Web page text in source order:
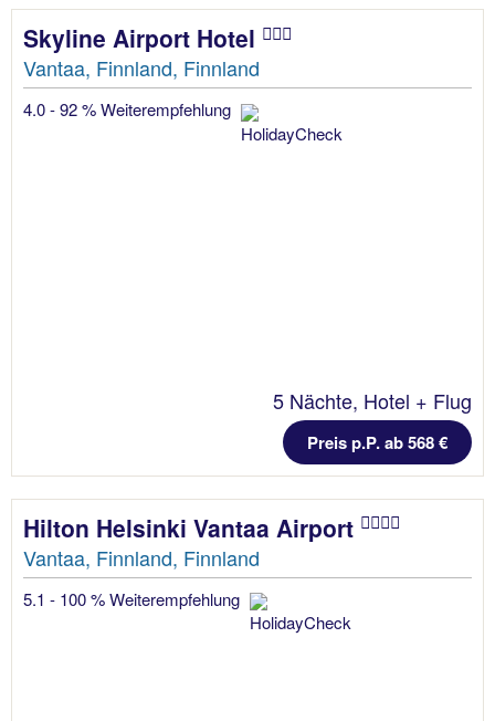
Skyline Airport Hotel
Vantaa, Finnland, Finnland
4.0 - 92 % Weiterempfehlung
5 Nächte, Hotel + Flug
Preis p.P. ab 568 €
Hilton Helsinki Vantaa Airport
Vantaa, Finnland, Finnland
5.1 - 100 % Weiterempfehlung